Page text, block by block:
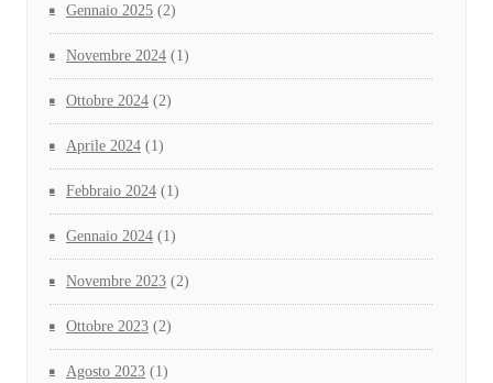
Gennaio 2025 (2)
Novembre 2024 (1)
Ottobre 2024 (2)
Aprile 2024 (1)
Febbraio 2024 (1)
Gennaio 2024 (1)
Novembre 2023 (2)
Ottobre 2023 (2)
Agosto 2023 (1)